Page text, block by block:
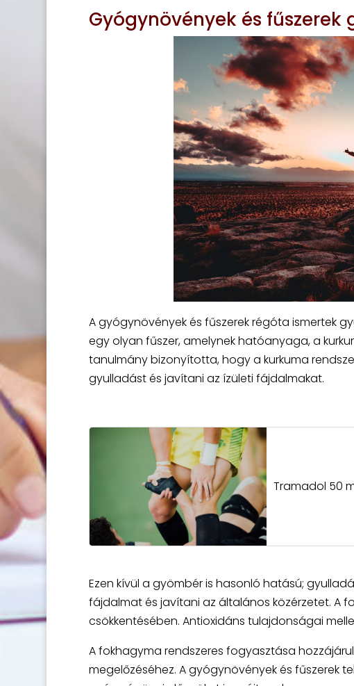
Gyógynövények és
A gyógynövények és fűszerek régóta ismertek
egy olyan fűszer, amelynek hatóanyaga, a
tanulmány bizonyította, hogy a kurkuma
gyulladást és javítani az ízületi fájdalmakat.
Tramadol 50
Ezen kívül a gyömbér is hasonló hatású;
fájdalmat és javítani az általános közérzetet. A
csökkentésében. Antioxidáns tulajdonságai
A fokhagyma rendszeres fogyasztása
megelőzéséhez. A gyógynövények és fűszerek